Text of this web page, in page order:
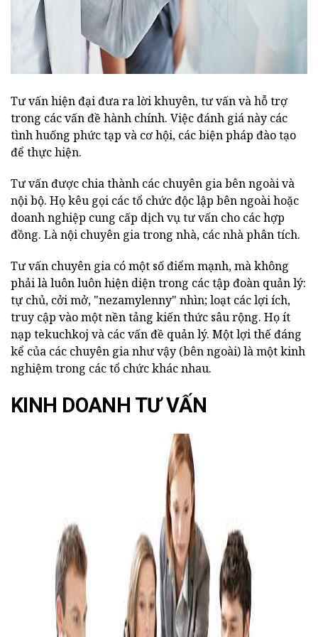
Tư vấn hiện đại đưa ra lời khuyên, tư vấn và hỗ trợ
trong các vấn đề hành chính. Việc đánh giá này các
tình huống phức tạp và cơ hội, các biện pháp đào tạo
để thực hiện.
Tư vấn được chia thành các chuyên gia bên ngoài và
nội bộ. Họ kêu gọi các tổ chức độc lập bên ngoài hoặc
doanh nghiệp cung cấp dịch vụ tư vấn cho các hợp
đồng. Là nội chuyên gia trong nhà, các nhà phân tích.
Tư vấn chuyên gia có một số điểm mạnh, mà không
phải là luôn luôn hiện diện trong các tập đoàn quản lý:
tự chủ, cởi mở, "nezamylenny" nhìn; loạt các lợi ích,
truy cập vào một nền tảng kiến thức sâu rộng. Họ ít
nạp tekuchkoj và các vấn đề quản lý. Một lợi thế đáng
kể của các chuyên gia như vậy (bên ngoài) là một kinh
nghiệm trong các tổ chức khác nhau.
KINH DOANH TƯ VẤN